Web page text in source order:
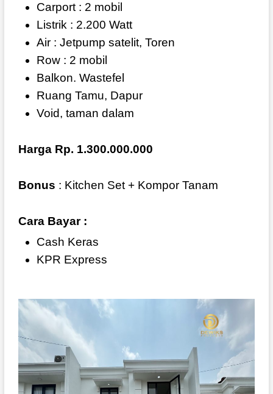
Carport : 2 mobil
Listrik : 2.200 Watt
Air : Jetpump satelit, Toren
Row : 2 mobil
Balkon. Wastefel
Ruang Tamu, Dapur
Void, taman dalam
Harga Rp. 1.300.000.000
Bonus : Kitchen Set + Kompor Tanam
Cara Bayar :
Cash Keras
KPR Express